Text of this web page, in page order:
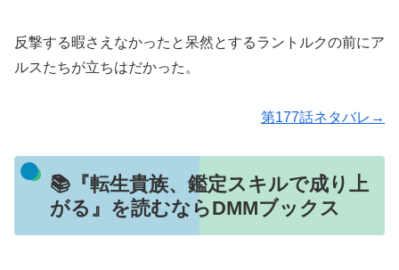
反撃する暇さえなかったと呆然とするラントルクの前にア
ルスたちが立ちはだかった。
第177話ネタバレ→
📚『転生貴族、鑑定スキルで成り上
がる』を読むならDMMブックス